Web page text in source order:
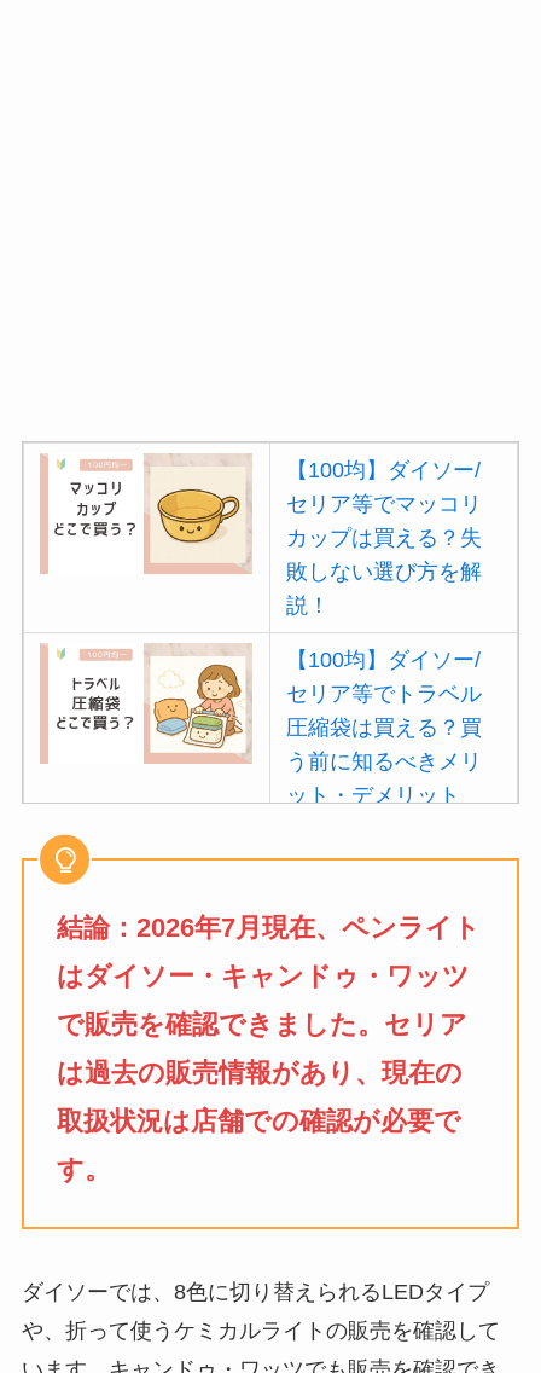
【100均】ダイソー/
セリア等でマッコリ
カップは買える？失
敗しない選び方を解
説！
【100均】ダイソー/
セリア等でトラベル
圧縮袋は買える？買
う前に知るべきメリ
ット・デメリット
セリア等でポイズン
る？使い方や選び方
を解説！
【100均】ダイソー/
セリア等でフロアラ
バーほうきは買え
セリア等でハンディ
ファンカバーは買え
る？おすすめ素材＆
結論：2026年7月現在、ペンライト
はダイソー・キャンドゥ・ワッツ
で販売を確認できました。セリア
は過去の販売情報があり、現在の
取扱状況は店舗での確認が必要で
す。
ダイソーでは、8色に切り替えられるLEDタイプ
や、折って使うケミカルライトの販売を確認して